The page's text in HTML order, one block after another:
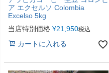
ア エクセルソ Colombia
Excelso 5kg
当店特別価格 ¥21,950税込
カートに入れる